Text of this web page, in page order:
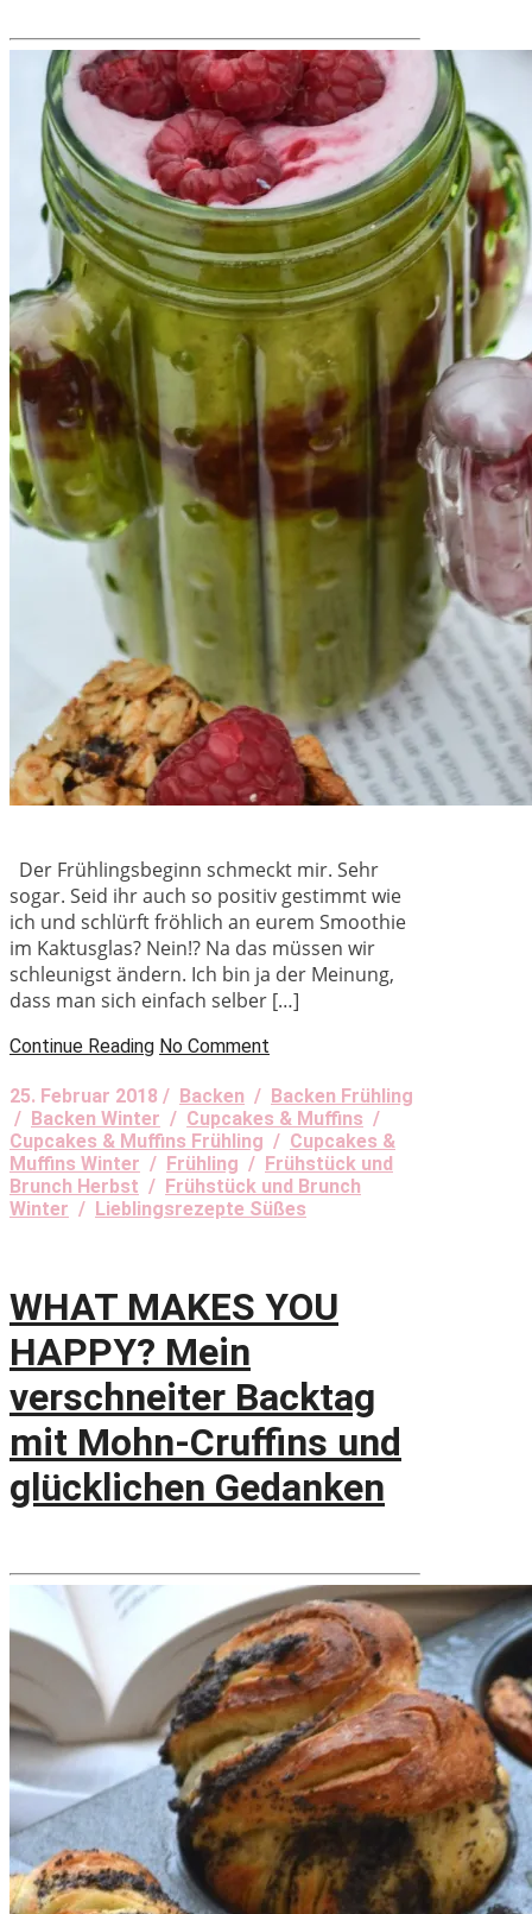
Der Frühlingsbeginn schmeckt mir. Sehr
sogar. Seid ihr auch so positiv gestimmt wie
ich und schlürft fröhlich an eurem Smoothie
im Kaktusglas? Nein!? Na das müssen wir
schleunigst ändern. Ich bin ja der Meinung,
dass man sich einfach selber […]
Continue Reading No Comment
25. Februar 2018 / Backen / Backen Frühling
/ Backen Winter / Cupcakes & Muffins /
Cupcakes & Muffins Frühling / Cupcakes &
Muffins Winter / Frühling / Frühstück und
Brunch Herbst / Frühstück und Brunch
Winter / Lieblingsrezepte Süßes
WHAT MAKES YOU
HAPPY? Mein
verschneiter Backtag
mit Mohn-Cruffins und
glücklichen Gedanken